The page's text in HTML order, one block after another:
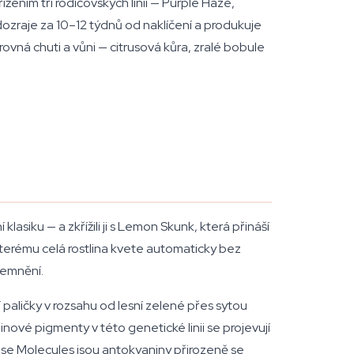
za 10–12 týdnů od naklíčení a produkuje
chuti a vůni — citrusová kůra, zralé bobule
— a zkřížili ji s Lemon Skunk, která přináší
celá rostlina kvete automaticky bez
v rozsahu od lesní zelené přes sytou
pigmenty v této genetické linii se projevují
Moleculesjsou antokyaniny přirozeně se